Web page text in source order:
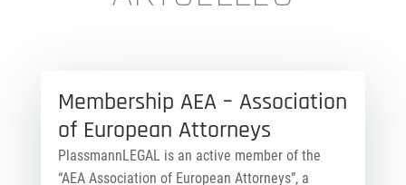
Membership AEA – Association
of European Attorneys
PlassmannLEGAL is an active member of the
“AEA Association of European Attorneys”, a